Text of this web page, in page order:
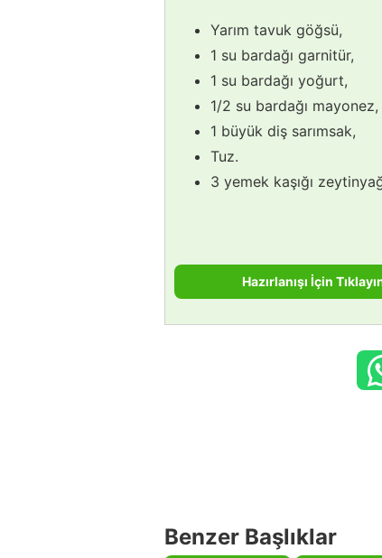
Yarım tavuk göğsü,
1 su bardağı garnitür,
1 su bardağı yoğurt,
1/2 su bardağı mayonez,
1 büyük diş sarımsak,
Tuz.
3 yemek kaşığı
Hazırlanışı İçin
Benzer Başlıklar